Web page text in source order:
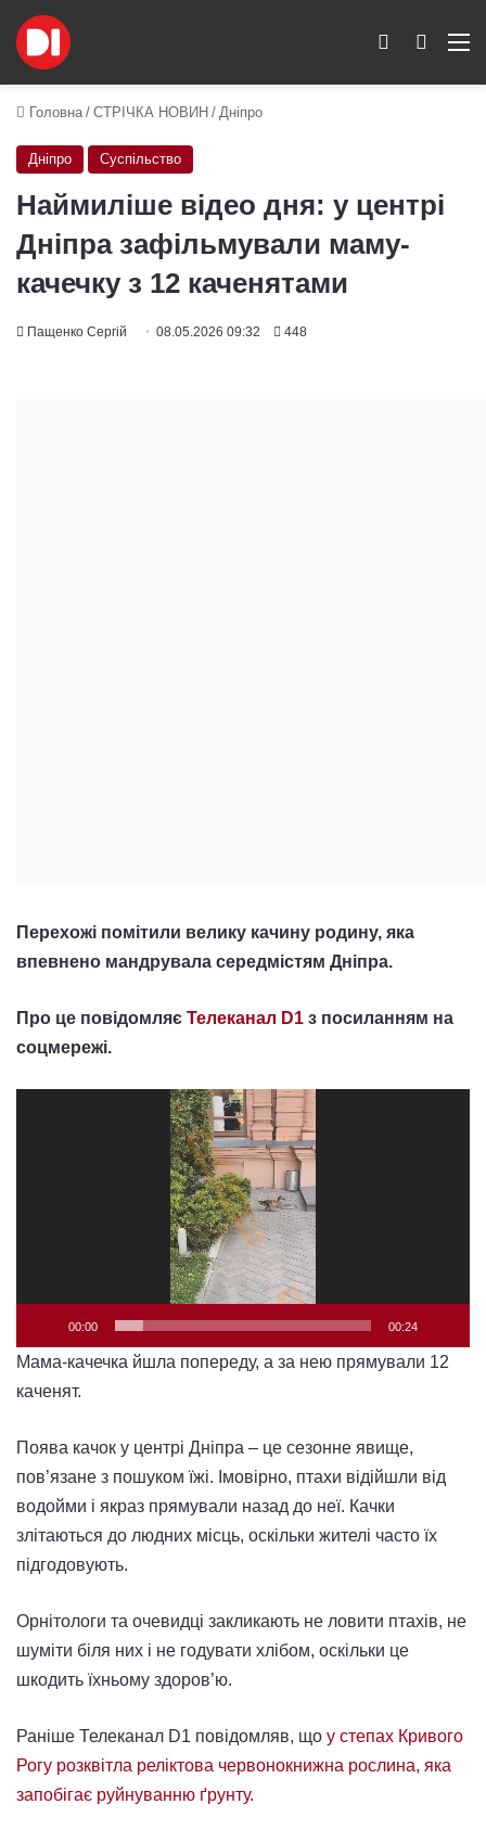
Пошук
Switch skin
Головна / СТРІЧКА НОВИН / Дніпро
Дніпро Суспільство
Наймиліше відео дня: у центрі
Дніпра зафільмували маму-
качечку з 12 каченятами
Пащенко Сергій 08.05.2026 09:32 448
Перехожі помітили велику качину родину, яка
впевнено мандрувала середмістям Дніпра.
Про це повідомляє Телеканал D1 з посиланням на
соцмережі.
00:00 00:24
Мама-качечка йшла попереду, а за нею прямували 12
каченят.
Поява качок у центрі Дніпра – це сезонне явище,
пов’язане з пошуком їжі. Імовірно, птахи відійшли від
водойми і якраз прямували назад до неї. Качки
злітаються до людних місць, оскільки жителі часто їх
підгодовують.
Орнітологи та очевидці закликають не ловити птахів, не
шуміти біля них і не годувати хлібом, оскільки це
шкодить їхньому здоров’ю.
Раніше Телеканал D1 повідомляв, що у степах Кривого
Рогу розквітла реліктова червонокнижна рослина, яка
запобігає руйнуванню ґрунту.